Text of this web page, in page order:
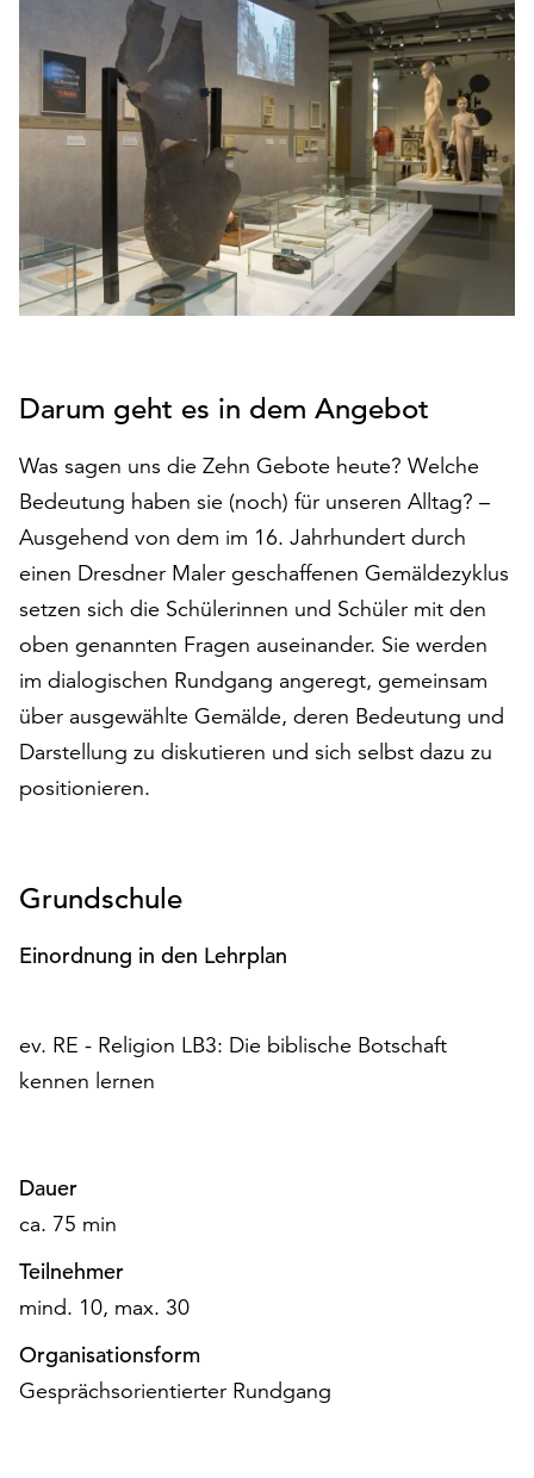
Betrieb
der
Seite
notwendig
(funktionale
sowie
solche,
die
lediglich
Statistikzwecken
werden.
Klicken
Sie
„Alle
akzeptieren“,
um
alle
Cookies
zu
akzeptieren.
können
jederzeit
ändern
und
widerrufen.
Ihnen
am
die
Schaltfläche
Einstellungen“
zur
Verfügung.
Funktionale
Cookies
werden
Darum geht es in dem Angebot
Was sagen uns die Zehn Gebote heute? Welche
Bedeutung haben sie (noch) für unseren Alltag? –
Ausgehend von dem im 16. Jahrhundert durch
einen Dresdner Maler geschaffenen Gemäldezyklus
setzen sich die Schülerinnen und Schüler mit den
oben genannten Fragen auseinander. Sie werden
im dialogischen Rundgang angeregt, gemeinsam
über ausgewählte Gemälde, deren Bedeutung und
Darstellung zu diskutieren und sich selbst dazu zu
positionieren.
Grundschule
Einordnung in den Lehrplan
ev. RE - Religion LB3: Die biblische Botschaft
kennen lernen
Dauer
ca. 75 min
Teilnehmer
mind. 10, max. 30
Organisationsform
Gesprächsorientierter Rundgang